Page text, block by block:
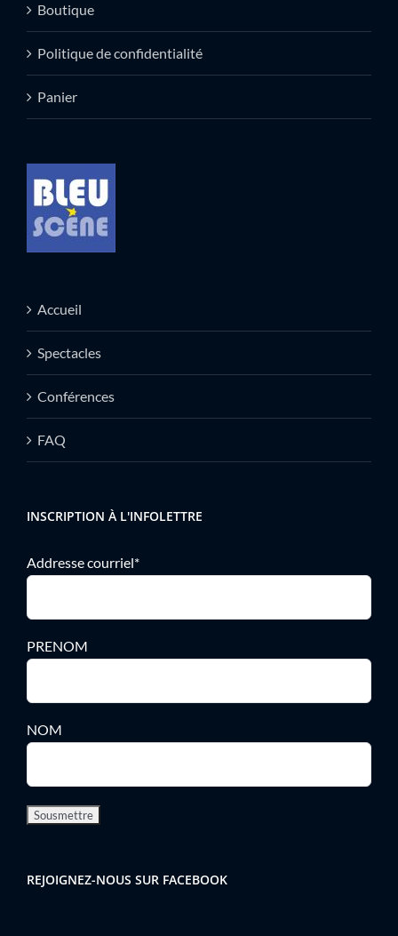
Boutique
Politique de confidentialité
Panier
Accueil
Spectacles
Conférences
FAQ
INSCRIPTION À L'INFOLETTRE
Addresse courriel*
PRENOM
NOM
REJOIGNEZ-NOUS SUR FACEBOOK